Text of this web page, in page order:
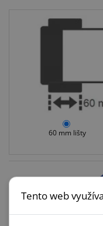
60 mm lišty
Tento web